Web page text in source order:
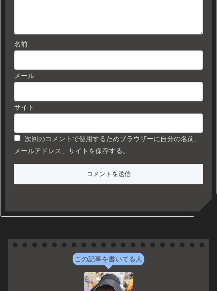
名前
メール
サイト
次回のコメントで使用するためブラウザーに自分の名前、
メールアドレス、サイトを保存する。
この記事を書いてる人